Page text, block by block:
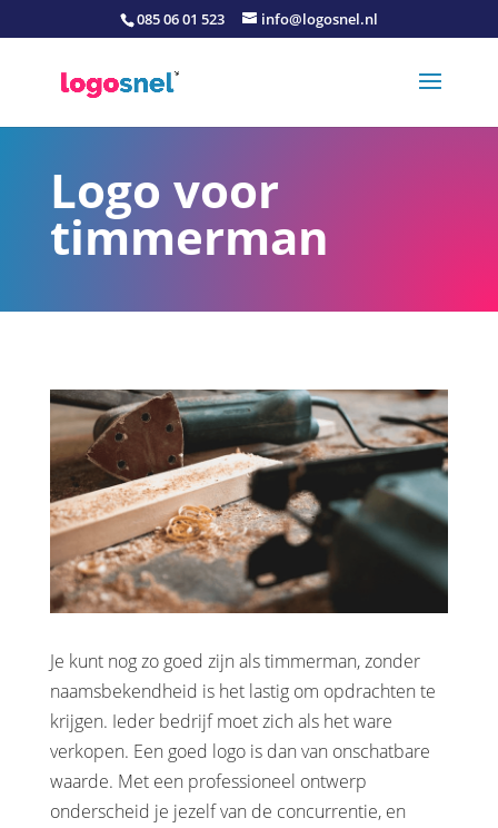
085 06 01 523 info@logosnel.nl
Logo voor
timmerman
Je kunt nog zo goed zijn als timmerman, zonder
naamsbekendheid is het lastig om opdrachten te
krijgen. Ieder bedrijf moet zich als het ware
verkopen. Een goed logo is dan van onschatbare
waarde. Met een professioneel ontwerp
onderscheid je jezelf van de concurrentie, en